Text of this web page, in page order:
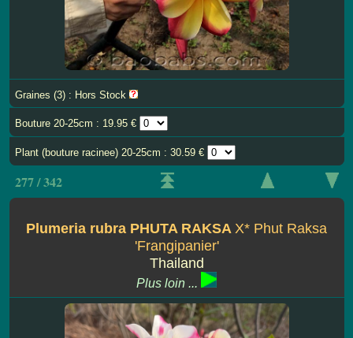
Graines (3) : Hors Stock
Bouture 20-25cm : 19.95 €
Plant (bouture racinee) 20-25cm : 30.59 €
277 / 342
Plumeria rubra PHUTA RAKSA X* Phut Raksa
'Frangipanier'
Thailand
Plus loin ...